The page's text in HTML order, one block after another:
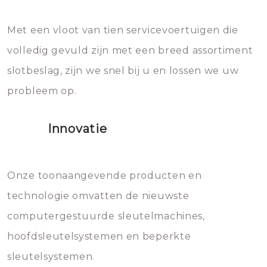
eroverheen hebt gegooid weer
bevriezen.
die relatief gemakkelijk te
beschadigen zijn. In veel
gevallen zult u schade aan de
sloten veroorzaken, waardoor
geheel vervangen moet worden.
mee, die u gemakkelijk kunt
vermijden.
Met een vloot van tien servicevoertuigen die
volledig gevuld zijn met een breed assortiment
slotbeslag, zijn we snel bij u en lossen we uw
probleem op.
Innovatie
Onze toonaangevende producten en
technologie omvatten de nieuwste
computergestuurde sleutelmachines,
hoofdsleutelsystemen en beperkte
sleutelsystemen.